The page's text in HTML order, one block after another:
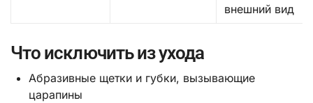
внешний вид
Что исключить из ухода
Абразивные щетки и губки, вызывающие
царапины